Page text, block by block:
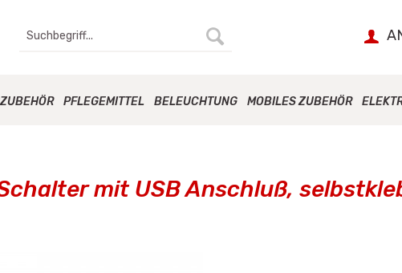
PFLEGEMITTEL BELEUCHTUNG MOBILES ZUBEHÖR
mit USB Anschluß,